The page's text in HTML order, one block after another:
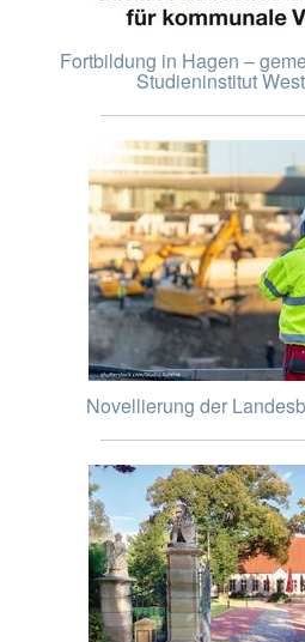
Fortbildung in Hagen –
Studieninstitut
Novellierung der